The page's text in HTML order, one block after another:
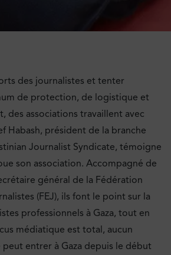
des journalistes et tenter
de protection, de logistique et
des associations travaillent avec
Habash, président de la branche
Journalist Syndicate, témoigne
son association. Accompagné de
général de la Fédération
(FEJ), ils font le point sur la
professionnels à Gaza, tout en
médiatique est total, aucun
entrer à Gaza depuis le début